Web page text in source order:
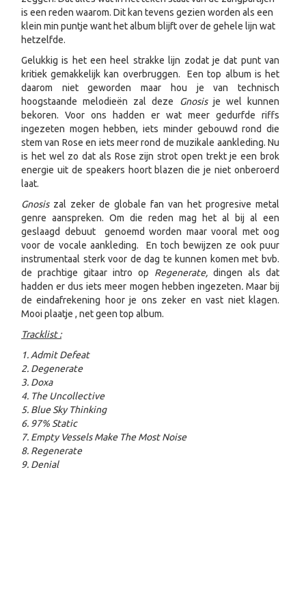
is een reden waarom. Dit kan tevens gezien worden als een
klein min puntje want het album blijft over de gehele lijn wat
hetzelfde.
Gelukkig is het een heel strakke lijn zodat je dat punt van
kritiek gemakkelijk kan overbruggen. Een top album is het
daarom niet geworden maar hou je van technisch
hoogstaande melodieën zal deze Gnosis je wel kunnen
bekoren. Voor ons hadden er wat meer gedurfde riffs
ingezeten mogen hebben, iets minder gebouwd rond die
stem van Rose en iets meer rond de muzikale aankleding. Nu
is het wel zo dat als Rose zijn strot open trekt je een brok
energie uit de speakers hoort blazen die je niet onberoerd
laat.
Gnosis zal zeker de globale fan van het progresive metal
genre aanspreken. Om die reden mag het al bij al een
geslaagd debuut genoemd worden maar vooral met oog
voor de vocale aankleding. En toch bewijzen ze ook puur
instrumentaal sterk voor de dag te kunnen komen met bvb.
de prachtige gitaar intro op Regenerate, dingen als dat
hadden er dus iets meer mogen hebben ingezeten. Maar bij
de eindafrekening hoor je ons zeker en vast niet klagen.
Mooi plaatje , net geen top album.
Tracklist :
1. Admit Defeat
2. Degenerate
3. Doxa
4. The Uncollective
5. Blue Sky Thinking
6. 97% Static
7. Empty Vessels Make The Most Noise
8. Regenerate
9. Denial